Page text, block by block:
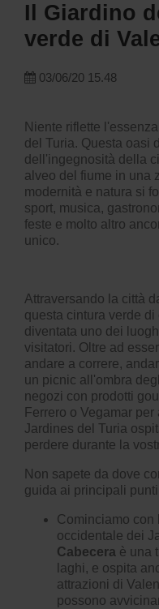
Il Giardino
verde di
03/06/20 15.48
Niente riflette
del Turia. Questa oasi
dell'ingegnosità della
alveo del fiume in una
modernità e natura si
sport, musica,
feste e molto altro
unico.
Attraversando la città
questa cintura verde
diventata uno dei
visitatori. Oltre ad
andare a correre,
un picnic all'ombra
negozi con prodotti
Ferrero o Vegamar
Jardines del Turia
perdere durante la
Non sapete da dove
guida ai principali
Cominciamo con
occidentale dei
Cabecera è una
laghi, e ospita
attrazioni di
possono